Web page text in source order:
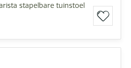
stapelbare tuinstoel